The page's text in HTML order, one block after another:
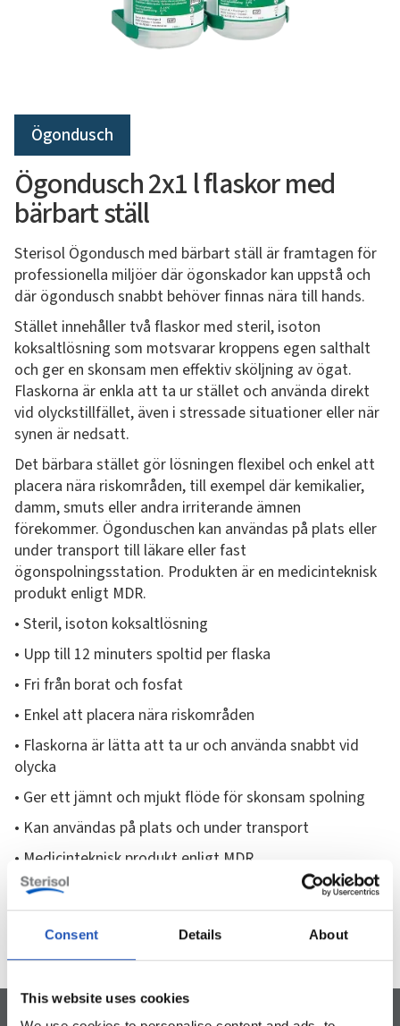
Consent Details About
This website uses cookies
Ögondusch
Ögondusch 2x1 l flaskor med
bärbart ställ
Sterisol Ögondusch med bärbart ställ är framtagen för
professionella miljöer där ögonskador kan uppstå och
där ögondusch snabbt behöver finnas nära till hands.
Stället innehåller två flaskor med steril, isoton
koksaltlösning som motsvarar kroppens egen salthalt
och ger en skonsam men effektiv sköljning av ögat.
Flaskorna är enkla att ta ur stället och använda direkt
vid olyckstillfället, även i stressade situationer eller när
synen är nedsatt.
Det bärbara stället gör lösningen flexibel och enkel att
placera nära riskområden, till exempel där kemikalier,
damm, smuts eller andra irriterande ämnen
förekommer. Ögonduschen kan användas på plats eller
under transport till läkare eller fast
ögonspolningsstation. Produkten är en medicinteknisk
produkt enligt MDR.
• Steril, isoton koksaltlösning
• Upp till 12 minuters spoltid per flaska
• Fri från borat och fosfat
• Enkel att placera nära riskområden
• Flaskorna är lätta att ta ur och använda snabbt vid
olycka
• Ger ett jämnt och mjukt flöde för skonsam spolning
• Kan användas på plats och under transport
• Medicinteknisk produkt enligt MDR